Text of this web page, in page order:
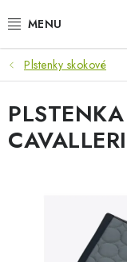
na
JAZDEC
KÔŇ
PONY
Plstenky skokové